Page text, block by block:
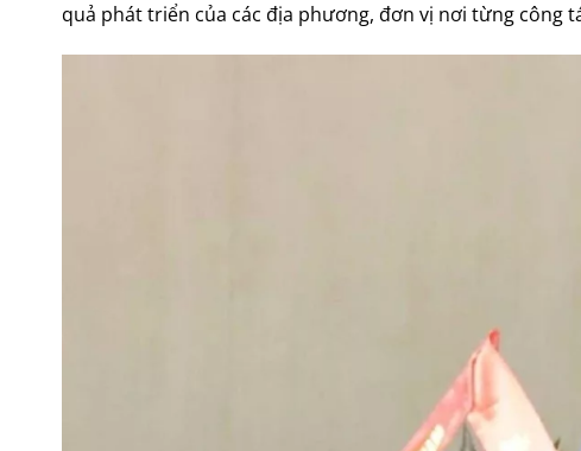
quả phát triển của các địa phương, đơn vị nơi từng công